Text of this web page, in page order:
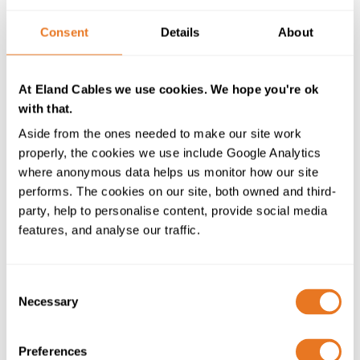
Consent Details About
At Eland Cables we use cookies. We hope you're ok
with that.
Aside from the ones needed to make our site work
properly, the cookies we use include Google Analytics
where anonymous data helps us monitor how our site
performs. The cookies on our site, both owned and third-
party, help to personalise content, provide social media
features, and analyse our traffic.
Selection
Necessary
Preferences
norme, tous les jours. Grâce au programme de test
rigoureux de Kitemark, testant les couches de
câble est conforme et répond aux niveaux de haute
performance attendus par nos clients. »
En travaillant avec BSI, Eland Cables détient également
le Kitemark pour la sensibilisation et la mise en œuvre
de RoHS, la directive sur la restriction des substances
dangereuses, et travaille avec BSI depuis le milieu des
années 1990. Il est certifié par l'entreprise aux normes
Pourquoi avoir choisi BSI plutôt qu'un autre organisme
première organisation de normalisation au monde;
son nom est largement reconnu, tant au Royaume-Uni